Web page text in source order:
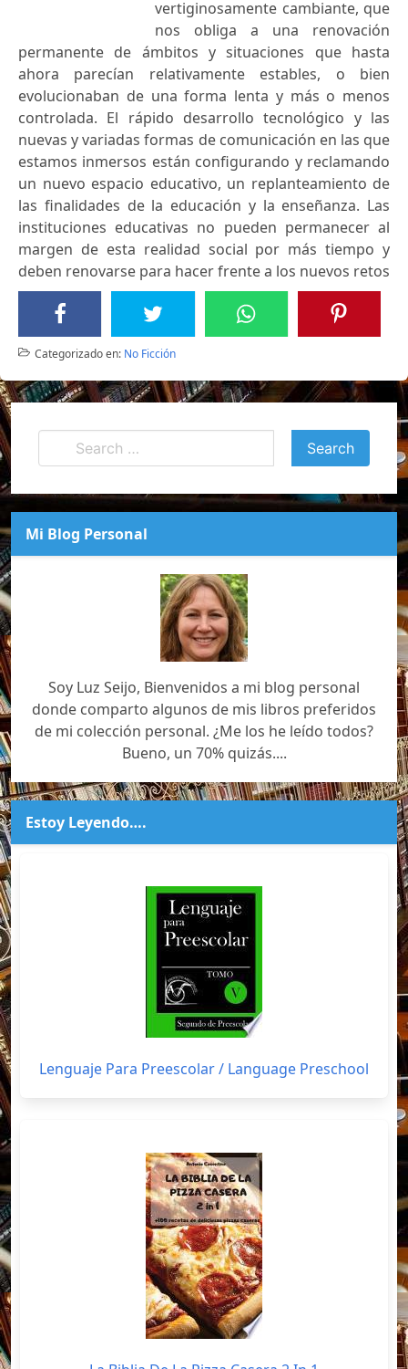
vertiginosamente cambiante, que
nos obliga a una renovación
permanente de ámbitos y situaciones que hasta
ahora parecían relativamente estables, o bien
evolucionaban de una forma lenta y más o menos
controlada. El rápido desarrollo tecnológico y las
nuevas y variadas formas de comunicación en las que
estamos inmersos están configurando y reclamando
un nuevo espacio educativo, un replanteamiento de
las finalidades de la educación y la enseñanza. Las
instituciones educativas no pueden permanecer al
margen de esta realidad social por más tiempo y
deben renovarse para hacer frente a los nuevos retos
Categorizado en: No Ficción
Mi Blog Personal
Soy Luz Seijo, Bienvenidos a mi blog personal
donde comparto algunos de mis libros preferidos
de mi colección personal. ¿Me los he leído todos?
Bueno, un 70% quizás....
Estoy Leyendo….
Lenguaje Para Preescolar / Language Preschool